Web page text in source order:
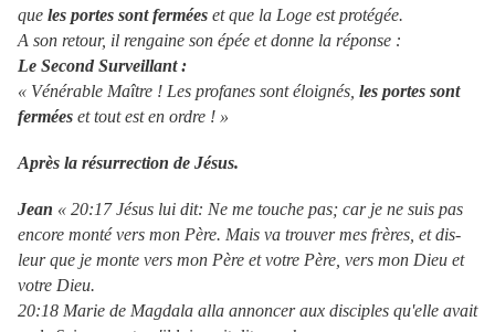
que les portes sont fermées et que la Loge est protégée.
A son retour, il rengaine son épée et donne la réponse :
Le Second Surveillant :
« Vénérable Maître ! Les profanes sont éloignés, les portes sont
fermées et tout est en ordre ! »
Après la résurrection de Jésus.
Jean « 20:17 Jésus lui dit: Ne me touche pas; car je ne suis pas
encore monté vers mon Père. Mais va trouver mes frères, et dis-
leur que je monte vers mon Père et votre Père, vers mon Dieu et
votre Dieu.
20:18 Marie de Magdala alla annoncer aux disciples qu'elle avait